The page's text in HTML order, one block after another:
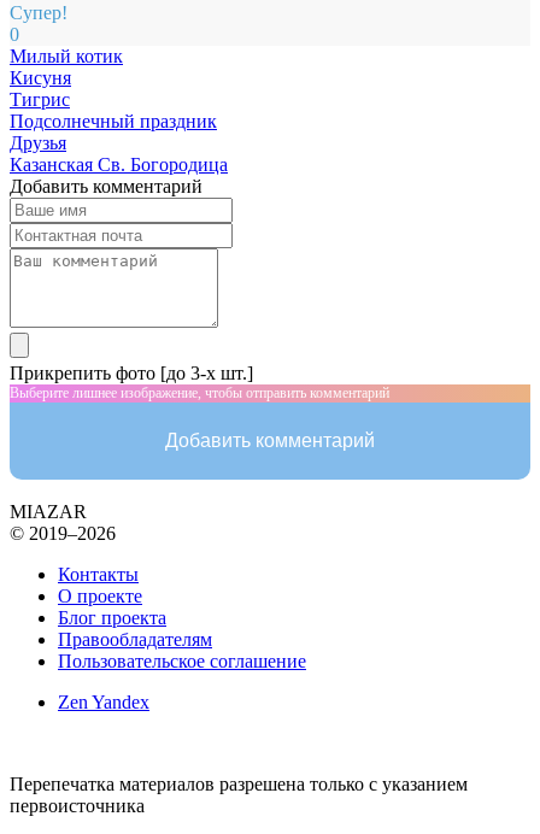
Супер!
0
Милый котик
Кисуня
Тигрис
Подсолнечный праздник
Друзья
Казанская Св. Богородица
Добавить комментарий
Прикрепить фото [до 3-х шт.]
Выберите лишнее изображение, чтобы отправить комментарий
Добавить комментарий
MIAZAR
© 2019–2026
Контакты
О проекте
Блог проекта
Правообладателям
Пользовательское соглашение
Zen Yandex
Перепечатка материалов разрешена только с указанием
первоисточника